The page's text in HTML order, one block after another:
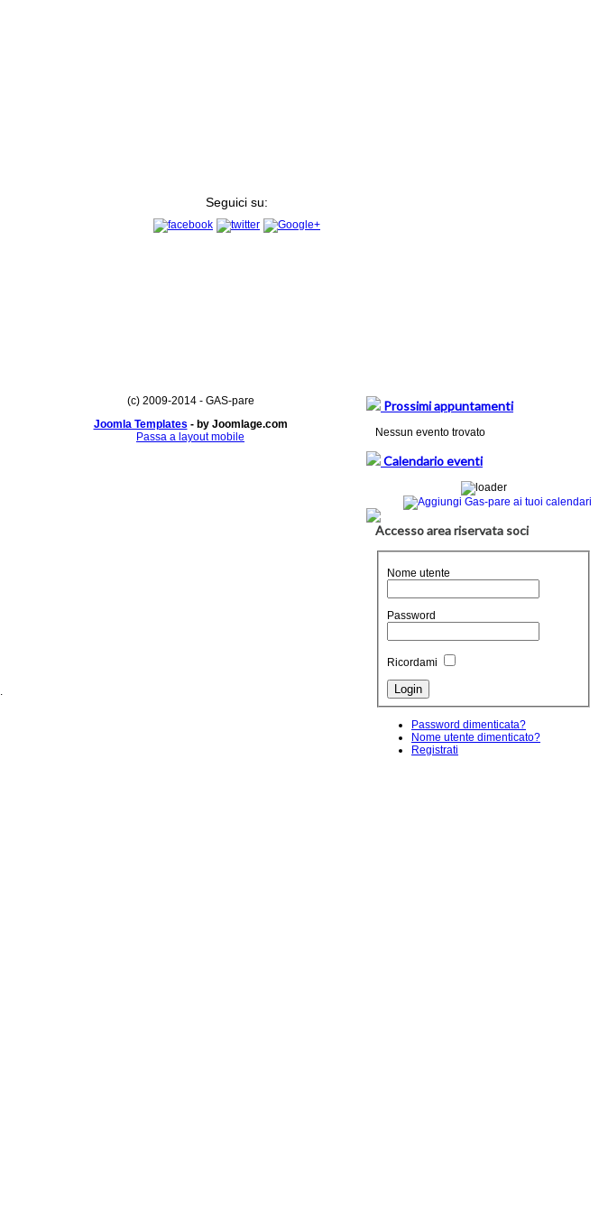
Seguici su:
Prossimi appuntamenti
Nessun evento trovato
Calendario eventi
Accesso area riservata soci
Nome utente
Password
Ricordami
Password dimenticata?
Nome utente dimenticato?
Registrati
(c) 2009-2014 - GAS-pare
Joomla Templates - by Joomlage.com
Passa a layout mobile